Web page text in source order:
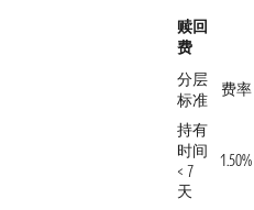
赎回
费
分层
标准
费率
持有
时间
< 7
天
1.50%